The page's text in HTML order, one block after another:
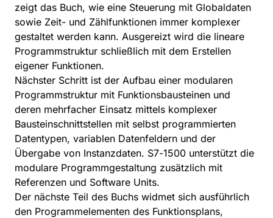
zeigt das Buch, wie eine Steuerung mit Globaldaten
sowie Zeit- und Zählfunktionen immer komplexer
gestaltet werden kann. Ausgereizt wird die lineare
Programmstruktur schließlich mit dem Erstellen
eigener Funktionen.
Nächster Schritt ist der Aufbau einer modularen
Programmstruktur mit Funktionsbausteinen und
deren mehrfacher Einsatz mittels komplexer
Bausteinschnittstellen mit selbst programmierten
Datentypen, variablen Datenfeldern und der
Übergabe von Instanzdaten. S7-1500 unterstützt die
modulare Programmgestaltung zusätzlich mit
Referenzen und Software Units.
Der nächste Teil des Buchs widmet sich ausführlich
den Programmelementen des Funktionsplans,